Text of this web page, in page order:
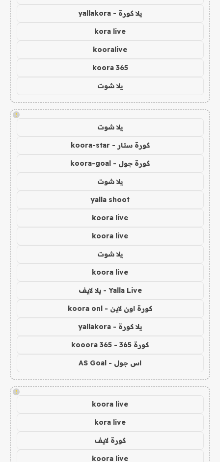
يلا كورة - yallakora
kora live
kooralive
koora 365
يلا شوت
!
يلا شوت
كورة ستار - koora-star
كورة جول - koora-goal
يلا شوت
yalla shoot
koora live
koora live
يلا شوت
koora live
Yalla Live - يلا لايف
كورة اون لاين - koora onl
يلا كورة - yallakora
كورة 365 - kooora 365
اس جول - AS Goal
!
koora live
kora live
كورة لايف
koora live